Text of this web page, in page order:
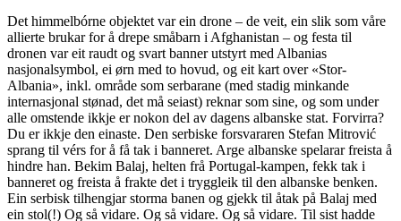
Det himmelbórne objektet var ein drone – de veit, ein slik som våre
allierte brukar for å drepe småbarn i Afghanistan – og festa til
dronen var eit raudt og svart banner utstyrt med Albanias
nasjonalsymbol, ei ørn med to hovud, og eit kart over «Stor-
Albania», inkl. område som serbarane (med stadig minkande
internasjonal stønad, det må seiast) reknar som sine, og som under
alle omstende ikkje er nokon del av dagens albanske stat. Forvirra?
Du er ikkje den einaste. Den serbiske forsvararen Stefan Mitrović
sprang til vérs for å få tak i banneret. Arge albanske spelarar freista å
hindre han. Bekim Balaj, helten frå Portugal-kampen, fekk tak i
banneret og freista å frakte det i tryggleik til den albanske benken.
Ein serbisk tilhengjar storma banen og gjekk til åtak på Balaj med
ein stol(!) Og så vidare. Og så vidare. Og så vidare. Til sist hadde